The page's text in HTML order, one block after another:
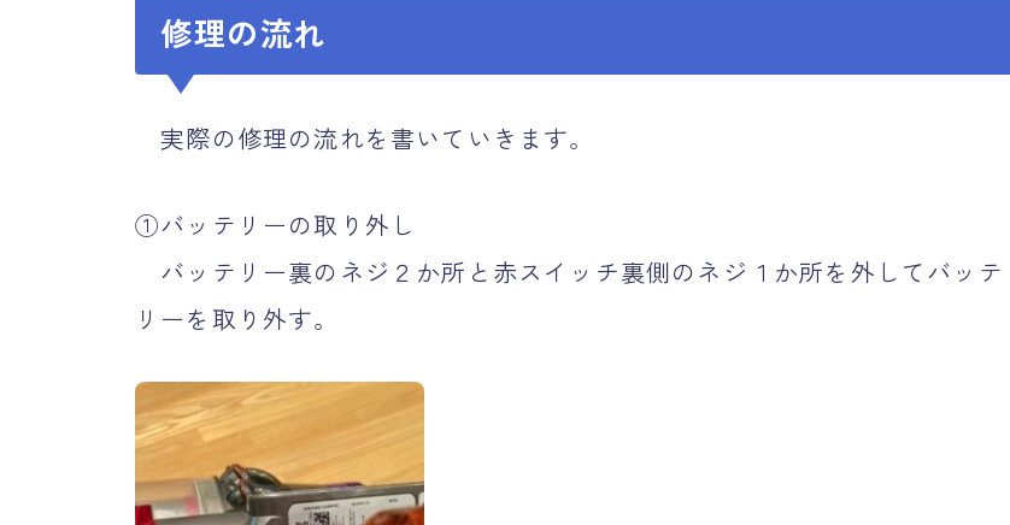
修理の流れ
実際の修理の流れを書いていきます。
①バッテリーの取り外し
バッテリー裏のネジ２か所と赤スイッチ裏側のネジ１か所を外してバッテ
リーを取り外す。